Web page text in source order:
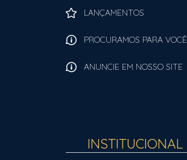
LANÇAMENTOS
PROCURAMOS PARA VOCÊ
ANUNCIE EM NOSSO SITE
INSTITUCIONAL